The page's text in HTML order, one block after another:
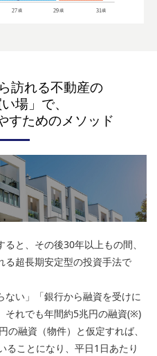
訪れる不動産の
場」で、
すためのメソッド
と、その後30年以上もの間、
る超長期安定型の投資手法で
ない」「銀行から融資を受けに
それでも年間約5兆円の融資(※)
融資（物件）と仮定すれば、
ることになり、平日1日あたり